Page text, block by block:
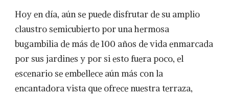
Hoy en día, aún se puede disfrutar de su amplio
claustro semicubierto por una hermosa
bugambilia de más de 100 años de vida enmarcada
por sus jardines y por si esto fuera poco, el
escenario se embellece aún más con la
encantadora vista que ofrece nuestra terraza,